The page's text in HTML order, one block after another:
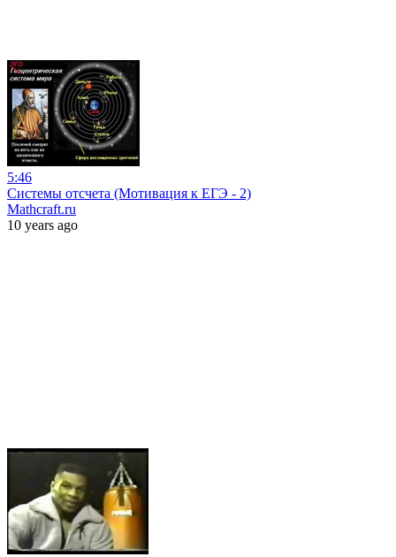
5:46
Системы отсчета (Мотивация к ЕГЭ - 2)
Mathcraft.ru
10 years ago